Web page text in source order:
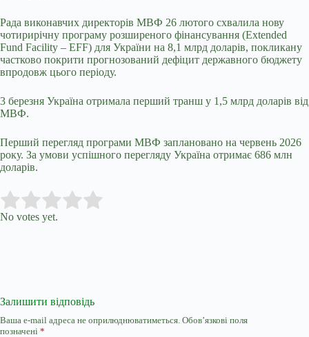
Рада виконавчих директорів МВФ 26 лютого схвалила нову
чотирирічну програму розширеного фінансування (Extended
Fund Facility – EFF) для України на 8,1 млрд доларів, покликану
частково покрити прогнозований дефіцит державного бюджету
впродовж цього періоду.
3 березня Україна отримала перший транш у 1,5 млрд доларів від
МВФ.
Перший перегляд програми МВФ заплановано на червень 2026
року. За умови успішного перегляду Україна отримає 686 млн
доларів.
Rate this item:
No votes yet.
Залишити відповідь
Ваша e-mail адреса не оприлюднюватиметься. Обов’язкові поля
позначені *